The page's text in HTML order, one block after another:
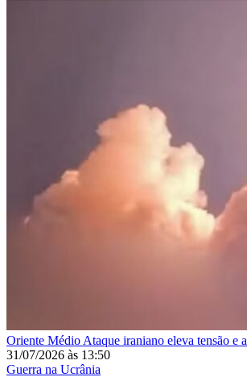
Oriente Médio Ataque iraniano eleva tensão e
31/07/2026 às 13:50
Guerra na Ucrânia